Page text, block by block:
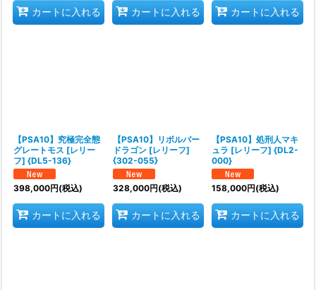
カートに入れる カートに入れる カートに入れる
【PSA10】究極完全態
グレートモス [レリー
フ] {DL5-136}
398,000円(税込)
カートに入れる
【PSA10】リボルバー
ドラゴン [レリーフ]
{302-055}
328,000円(税込)
カートに入れる
【PSA10】処刑人マキ
ュラ [レリーフ] {DL2-
000}
158,000円(税込)
カートに入れる